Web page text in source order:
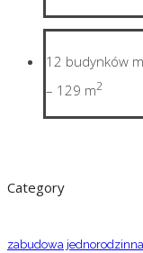
12 budynków
– 129 m2
Category
zabudowa jednorodzinna